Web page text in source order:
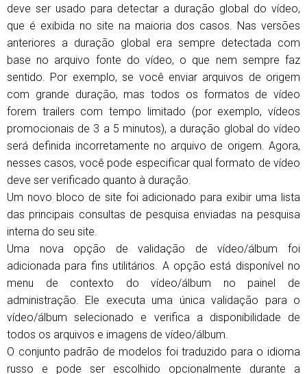
deve ser usado para detectar a duração global do vídeo,
que é exibida no site na maioria dos casos. Nas versões
anteriores a duração global era sempre detectada com
base no arquivo fonte do vídeo, o que nem sempre faz
sentido. Por exemplo, se você enviar arquivos de origem
com grande duração, mas todos os formatos de vídeo
forem trailers com tempo limitado (por exemplo, vídeos
promocionais de 3 a 5 minutos), a duração global do vídeo
será definida incorretamente no arquivo de origem. Agora,
nesses casos, você pode especificar qual formato de vídeo
deve ser verificado quanto à duração.
Um novo bloco de site foi adicionado para exibir uma lista
das principais consultas de pesquisa enviadas na pesquisa
interna do seu site.
Uma nova opção de validação de vídeo/álbum foi
adicionada para fins utilitários. A opção está disponível no
menu de contexto do vídeo/álbum no painel de
administração. Ele executa uma única validação para o
vídeo/álbum selecionado e verifica a disponibilidade de
todos os arquivos e imagens de vídeo/álbum.
O conjunto padrão de modelos foi traduzido para o idioma
russo e pode ser escolhido opcionalmente durante a